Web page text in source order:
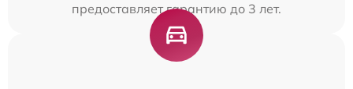
предоставляет гарантию до 3 лет.